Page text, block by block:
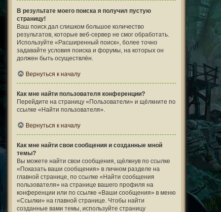
В результате моего поиска я получил пустую
страницу!
Ваш поиск дал слишком большое количество
результатов, которые веб-сервер не смог обработать.
Используйте «Расширенный поиск», более точно
задавайте условия поиска и форумы, на которых он
должен быть осуществлён.
Вернуться к началу
Как мне найти пользователя конференции?
Перейдите на страницу «Пользователи» и щёлкните по
ссылке «Найти пользователя».
Вернуться к началу
Как мне найти свои сообщения и созданные мной
темы?
Вы можете найти свои сообщения, щёлкнув по ссылке
«Показать ваши сообщения» в личном разделе на
главной странице, по ссылке «Найти сообщения
пользователя» на странице вашего профиля на
конференции или по ссылке «Ваши сообщения» в меню
«Ссылки» на главной странице. Чтобы найти
созданные вами темы, используйте страницу